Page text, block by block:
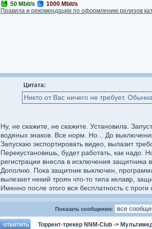
50 Mbit/s
1000 Mbit/s
Правила и рекомендации по оформлению релизов
Цитата:
Никто от Вас ничего не требует.
Ну, не скажите, не скажите. Установила.
водяных знаков. Все норм. Но... До
Запускаю экспортировать видео, вылазит
Перекустановишь, будет работать, как надо.
регистрации внесла в исключения защитника
Дополню. Пока защитник выключен,
вылезает некий троян что-то типа келавр,
Именно после этого вся бесплатность с
Показать сообщения:
Торрент-трекер NNM-Club ->